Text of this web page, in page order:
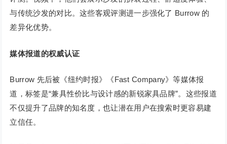
与传统沙发的对比。这些客观评测进一步强化了 Burrow 的
差异化优势。
媒体报道的权威认证
Burrow 先后被《纽约时报》《Fast Company》等媒体报
道，标签是“兼具性价比与设计感的新锐家具品牌”。这些报道
不仅提升了品牌的知名度，也让潜在用户在搜索时更容易建
立信任。